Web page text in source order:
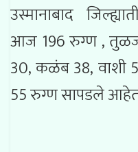
उस्मानाबाद
आज 196 रुग्ण ,
30, कळंब 38, वाशी
55 रुग्ण सापडले